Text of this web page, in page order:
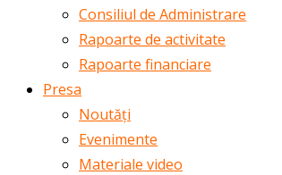
Consiliul de Administrare
Rapoarte de activitate
Rapoarte financiare
Presa
Noutăți
Evenimente
Materiale video